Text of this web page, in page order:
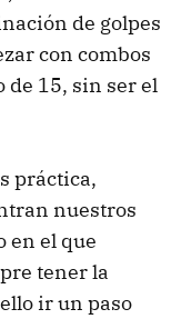
de golpes
con combos
de 15, sin ser el
práctica,
nuestros
en el que
tener la
ir un paso